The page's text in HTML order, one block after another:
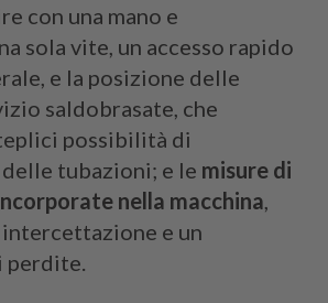
con una mano e
sola vite, un accesso rapido
e la posizione delle
saldobrasate, che
possibilità di
tubazioni; e le misure di
nella macchina,
e un
perdite.